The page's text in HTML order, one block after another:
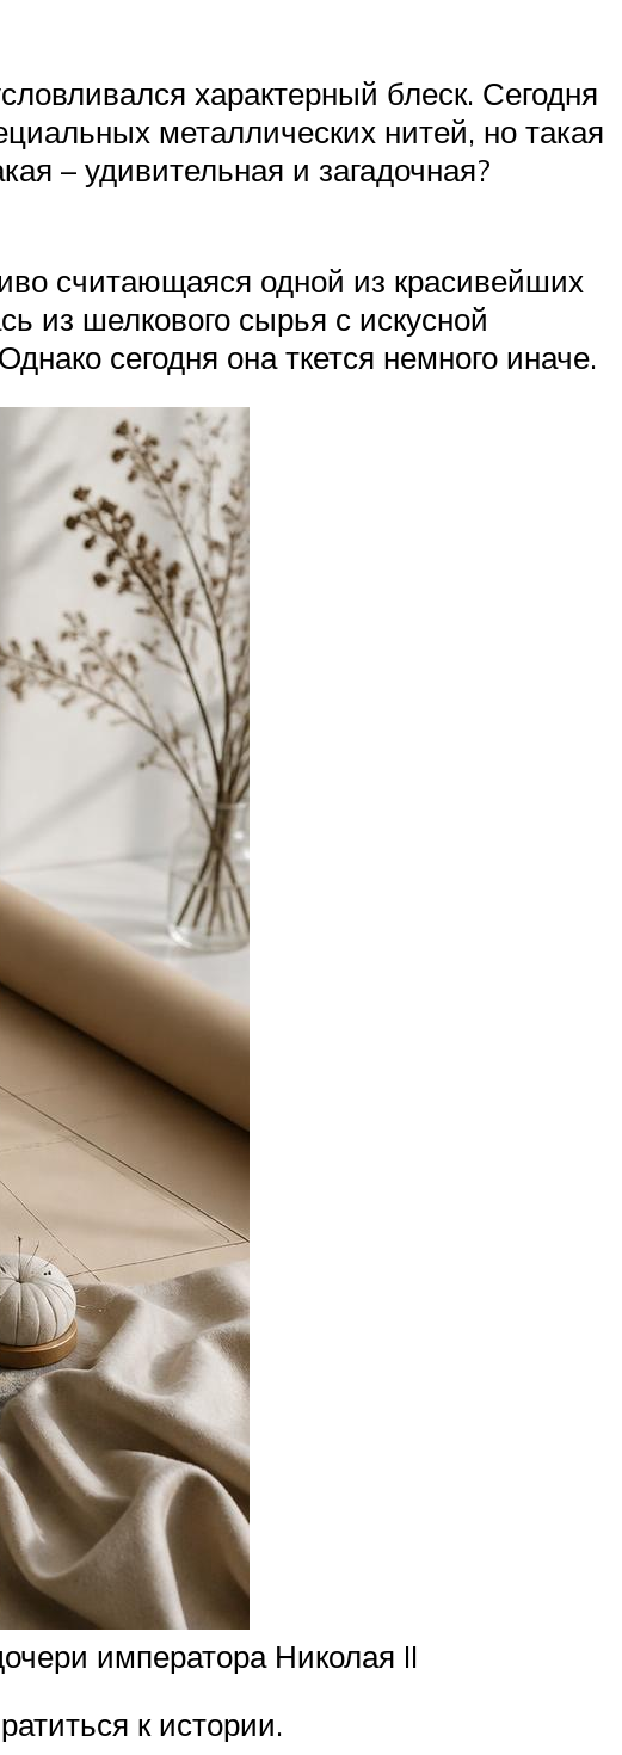
характерный блеск. Сегодня
металлических нитей, но такая
– удивительная и загадочная?
считающаяся одной из красивейших
из шелкового сырья с искусной
сегодня она ткется немного иначе.
императора Николая II
к истории.